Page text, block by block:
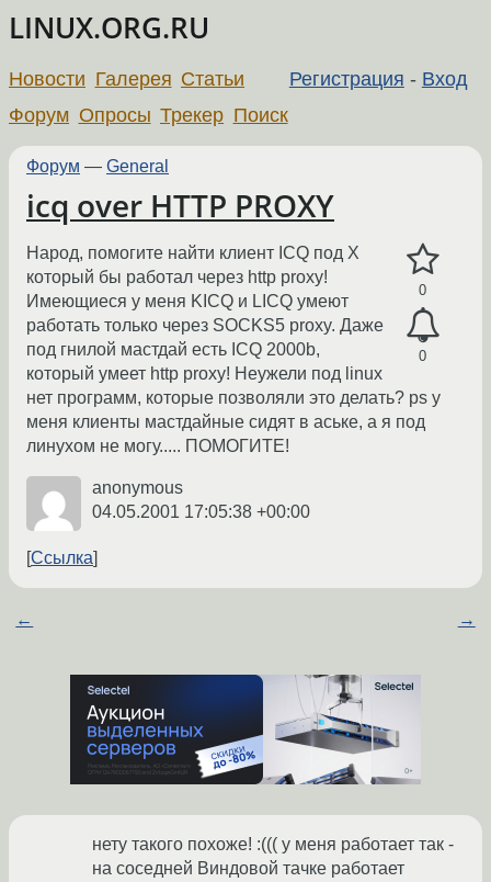
LINUX.ORG.RU
Регистрация - Вход
Новости Галерея Статьи
Форум Опросы Трекер Поиск
Форум — General
icq over HTTP PROXY
0
0
Народ, помогите найти клиент ICQ под X
который бы работал через http proxy!
Имеющиеся у меня KICQ и LICQ умеют
работать только через SOCKS5 proxy. Даже
под гнилой мастдай есть ICQ 2000b,
который умеет http proxy! Неужели под linux
нет программ, которые позволяли это делать? ps у
меня клиенты мастдайные сидят в аське, а я под
линухом не могу..... ПОМОГИТЕ!
anonymous
04.05.2001 17:05:38 +00:00
Ссылка
← →
нету такого похоже! :((( у меня работает так -
на соседней Виндовой тачке работает